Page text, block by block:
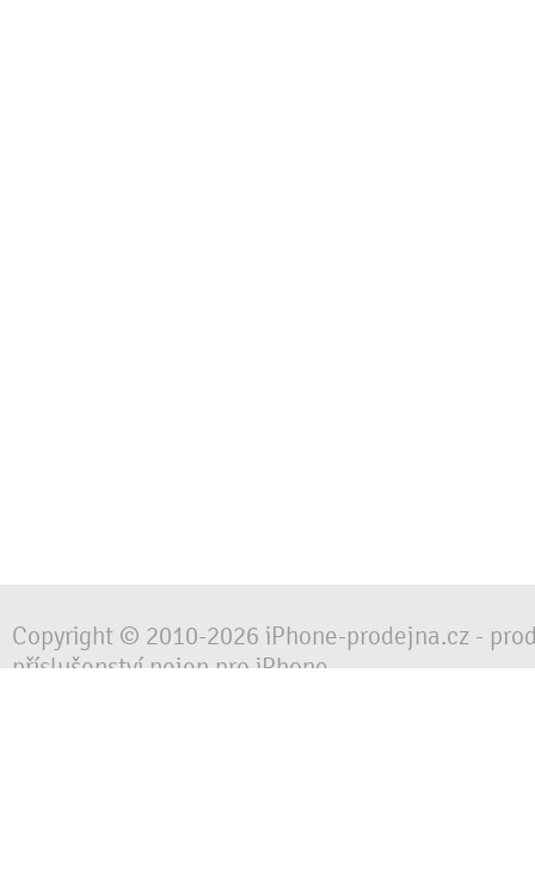
Copyright © 2010-2026 iPhone-prodejna.cz -
příslušenství nejen pro iPhone